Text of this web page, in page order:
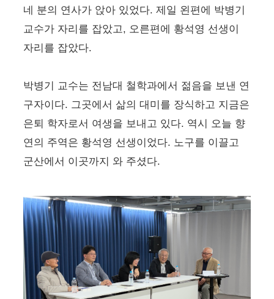
네 분의 연사가 앉아 있었다. 제일 왼편에 박병기
교수가 자리를 잡았고, 오른편에 황석영 선생이
자리를 잡았다.
박병기 교수는 전남대 철학과에서 젊음을 보낸 연
구자이다. 그곳에서 삶의 대미를 장식하고 지금은
은퇴 학자로서 여생을 보내고 있다. 역시 오늘 향
연의 주역은 황석영 선생이었다. 노구를 이끌고
군산에서 이곳까지 와 주셨다.